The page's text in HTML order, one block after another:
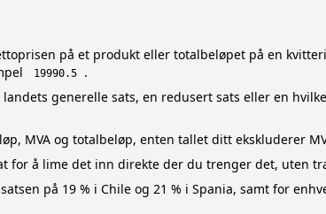
på et produkt eller totalbeløpet på en
19990.5
.
generelle sats, en redusert sats eller en
MVA og totalbeløp, enten tallet ditt ekskluderer
for å lime det inn direkte der du trenger det, uten
på 19 % i Chile og 21 % i Spania, samt for